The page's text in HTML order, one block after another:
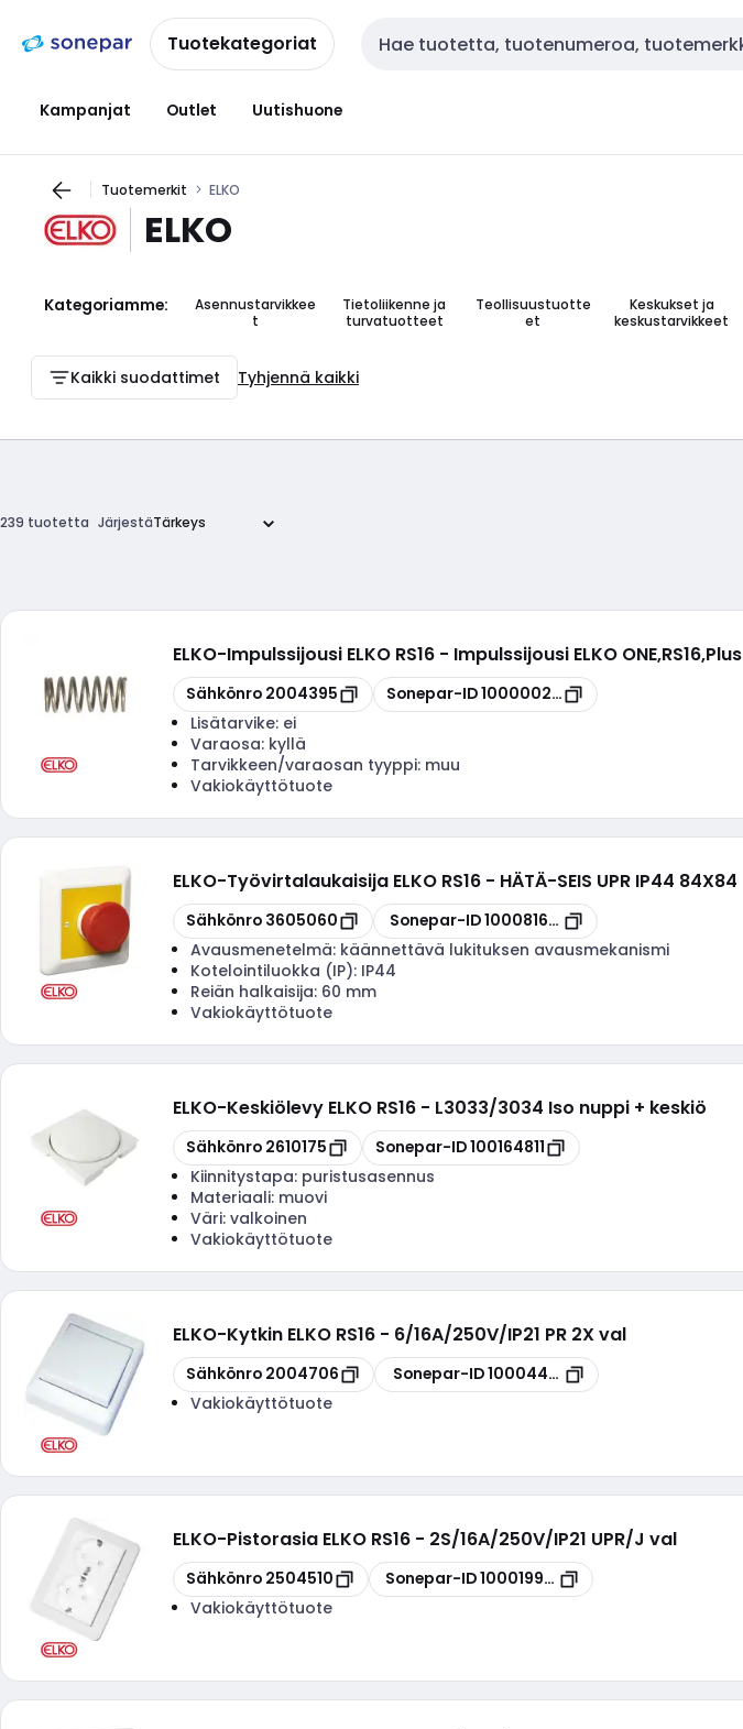
navigointiinsisältöönTuotekategoriat Haku
Kampanjat Outlet Uutishuone
Tuotemerkit ELKO
ELKO
Kategoriamme:
Asennustarvikkee
t
Tietoliikenne ja
turvatuotteet
Teollisuustuotte
et
Keskukset ja
keskustarvikkeet
Kaikki suodattimet Tyhjennä kaikki
239 tuotetta Järjestä
ELKO-Impulssijousi ELKO RS16 - Impulssijousi ELKO ONE,RS16,Plus
Kopioi
Sähkönro 2004395 Kopioi
Sonepar-ID100000240
Lisätarvike: ei
Varaosa: kyllä
Tarvikkeen/varaosan tyyppi: muu
Vakiokäyttötuote
ELKO-Työvirtalaukaisija ELKO RS16 - HÄTÄ-SEIS UPR IP44 84X84
Kopioi
Sähkönro 3605060 Kopioi
Sonepar-ID100081677
Avausmenetelmä: käännettävä lukituksen avausmekanismi
Kotelointiluokka (IP): IP44
Reiän halkaisija: 60 mm
Vakiokäyttötuote
ELKO-Keskiölevy ELKO RS16 - L3033/3034 Iso nuppi + keskiö
Kopioi
Sähkönro 2610175 Kopioi
Sonepar-ID100164811
Kiinnitystapa: puristusasennus
Materiaali: muovi
Väri: valkoinen
Vakiokäyttötuote
ELKO-Kytkin ELKO RS16 - 6/16A/250V/IP21 PR 2X val
Kopioi
Sähkönro 2004706 Kopioi
Sonepar-ID100044014
Vakiokäyttötuote
ELKO-Pistorasia ELKO RS16 - 2S/16A/250V/IP21 UPR/J val
Kopioi
Sähkönro 2504510 Kopioi
Sonepar-ID100019966
Vakiokäyttötuote